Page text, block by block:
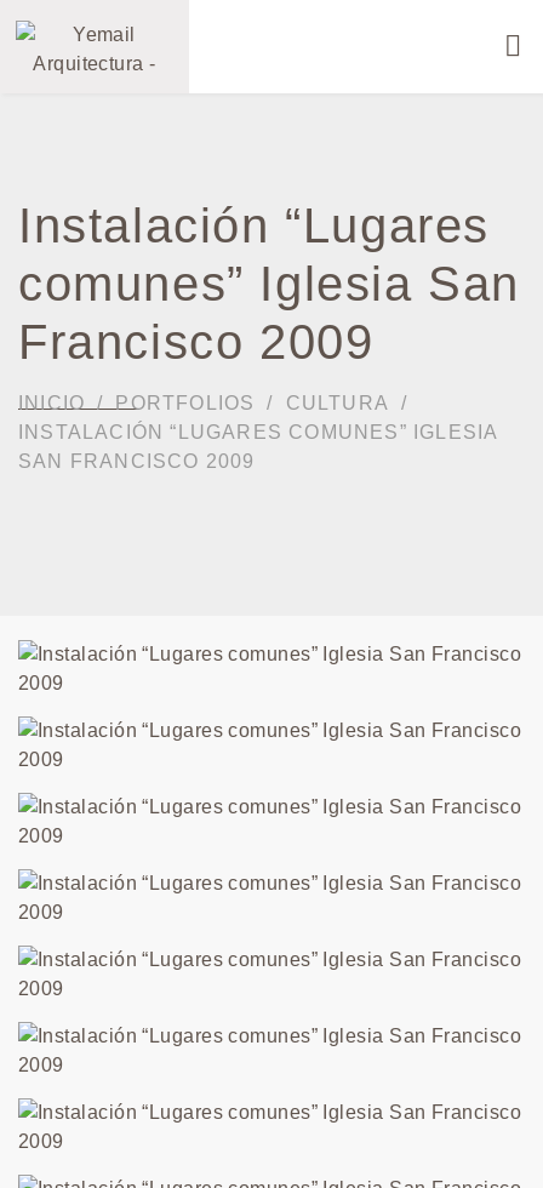
Instalación “Lugares
comunes” Iglesia San
Francisco 2009
INICIO PORTFOLIOS
CULTURA
INSTALACIÓN “LUGARES COMUNES” IGLESIA
SAN FRANCISCO 2009